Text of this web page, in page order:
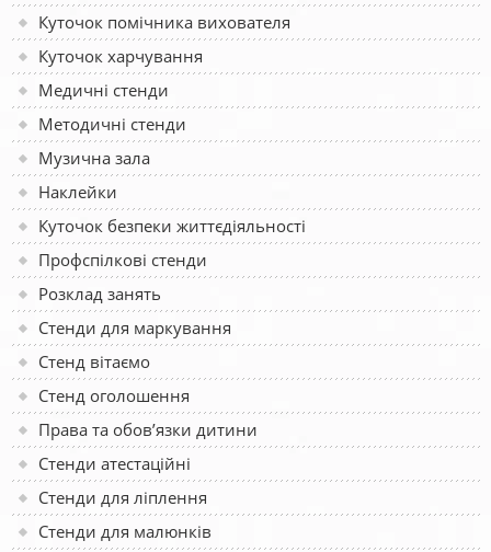
Куточок помічника вихователя
Куточок харчування
Медичні стенди
Методичні стенди
Музична зала
Наклейки
Куточок безпеки життєдіяльності
Профспілкові стенди
Розклад занять
Стенди для маркування
Стенд вітаємо
Стенд оголошення
Права та обов’язки дитини
Стенди атестаційні
Стенди для ліплення
Стенди для малюнків